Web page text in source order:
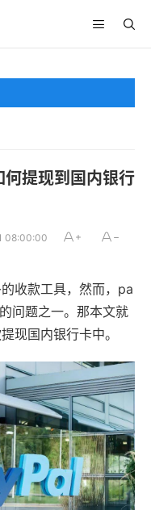
提现到国内银行
08:00:00
收款工具，然而，pa
问题之一。那本文就
现国内银行卡中。